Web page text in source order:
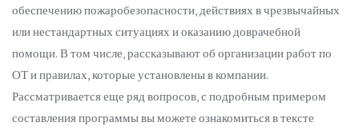
обеспечению пожаробезопасности, действиях в чрезвычайных
или нестандартных ситуациях и оказанию доврачебной
помощи. В том числе, рассказывают об организации работ по
ОТ и правилах, которые установлены в компании.
Рассматривается еще ряд вопросов, с подробным примером
составления программы вы можете ознакомиться в тексте